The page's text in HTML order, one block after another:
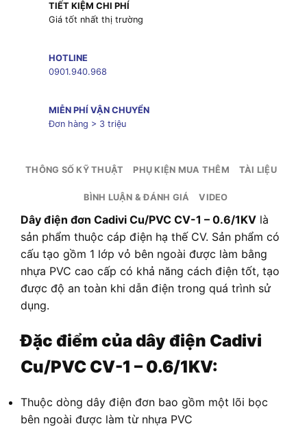
TIẾT KIỆM CHI PHÍ
Giá tốt nhất thị trường
HOTLINE
0901.940.968
MIỄN PHÍ VẬN CHUYỂN
Đơn hàng > 3 triệu
THÔNG SỐ KỸ THUẬT PHỤ KIỆN MUA THÊM TÀI LIỆU
BÌNH LUẬN & ĐÁNH GIÁ VIDEO
Dây điện đơn Cadivi Cu/PVC CV-1 – 0.6/1KV là
sản phẩm thuộc cáp điện hạ thế CV. Sản phẩm có
cấu tạo gồm 1 lớp vỏ bên ngoài được làm bằng
nhựa PVC cao cấp có khả năng cách điện tốt, tạo
được độ an toàn khi dẫn điện trong quá trình sử
dụng.
Đặc điểm của dây điện Cadivi
Cu/PVC CV-1 – 0.6/1KV:
Thuộc dòng dây điện đơn bao gồm một lõi bọc
bên ngoài được làm từ nhựa PVC